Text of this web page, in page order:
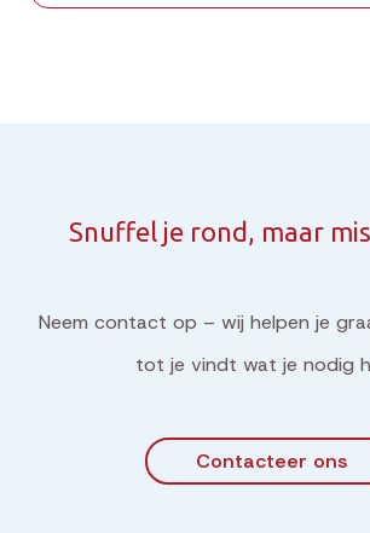
Snuffel je rond, maar
Neem contact op – wij helpen je
tot je vindt wat je nodig
Contacteer ons